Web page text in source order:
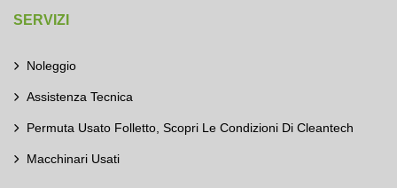
SERVIZI
Noleggio
Assistenza Tecnica
Permuta Usato Folletto, Scopri Le Condizioni Di Cleantech
Macchinari Usati